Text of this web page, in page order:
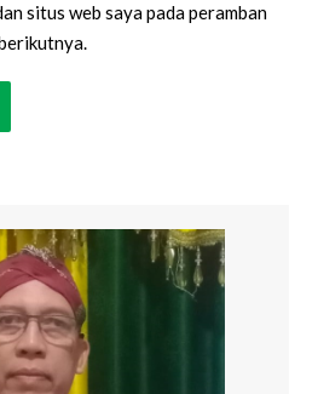
situs web saya pada peramban